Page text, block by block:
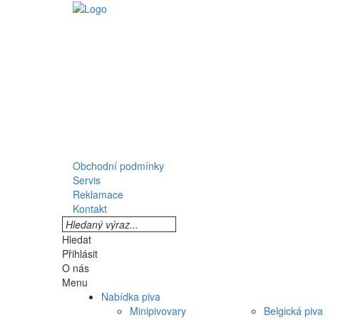
Obchodní podmínky
Servis
Reklamace
Kontakt
Hledat
Přihlásit
O nás
Menu
Nabídka piva
Minipivovary
Belgická piva